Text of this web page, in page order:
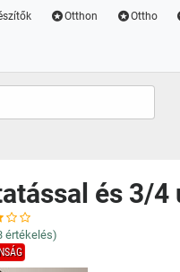
Otthon Ottho
és 3/4
értékelés)